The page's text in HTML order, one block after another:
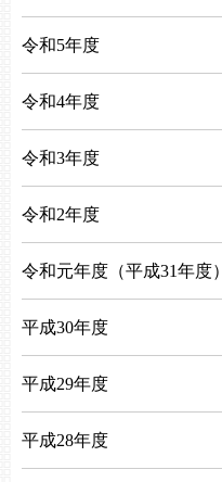
令和5年度
令和4年度
令和3年度
令和2年度
令和元年度（平成31年度）
平成30年度
平成29年度
平成28年度